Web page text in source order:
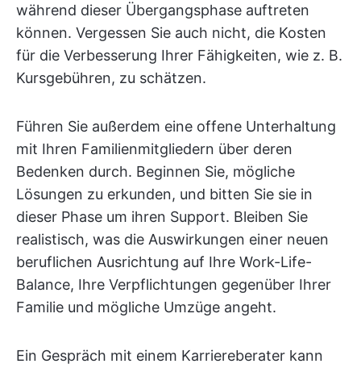
während dieser Übergangsphase auftreten
können. Vergessen Sie auch nicht, die Kosten
für die Verbesserung Ihrer Fähigkeiten, wie z. B.
Kursgebühren, zu schätzen.
Führen Sie außerdem eine offene Unterhaltung
mit Ihren Familienmitgliedern über deren
Bedenken durch. Beginnen Sie, mögliche
Lösungen zu erkunden, und bitten Sie sie in
dieser Phase um ihren Support. Bleiben Sie
realistisch, was die Auswirkungen einer neuen
beruflichen Ausrichtung auf Ihre Work-Life-
Balance, Ihre Verpflichtungen gegenüber Ihrer
Familie und mögliche Umzüge angeht.
Ein Gespräch mit einem Karriereberater kann